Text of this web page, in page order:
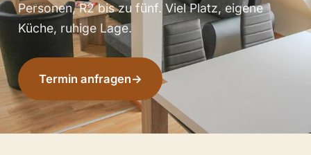
Personen, R2 bis zu fünf. Viel Platz, eigene
Küche, ruhige Lage.
Termin anfragen→